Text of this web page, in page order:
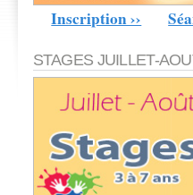
Inscription ››
STAGES JUILLET-